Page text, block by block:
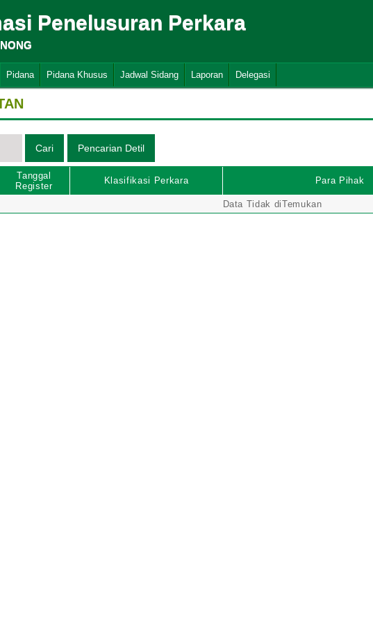
Penelusuran Perkara
Pidana Pidana Khusus Jadwal Sidang Laporan Delegasi
Tanggal
Register
Klasifikasi Perkara Para Pihak
Data Tidak diTemukan